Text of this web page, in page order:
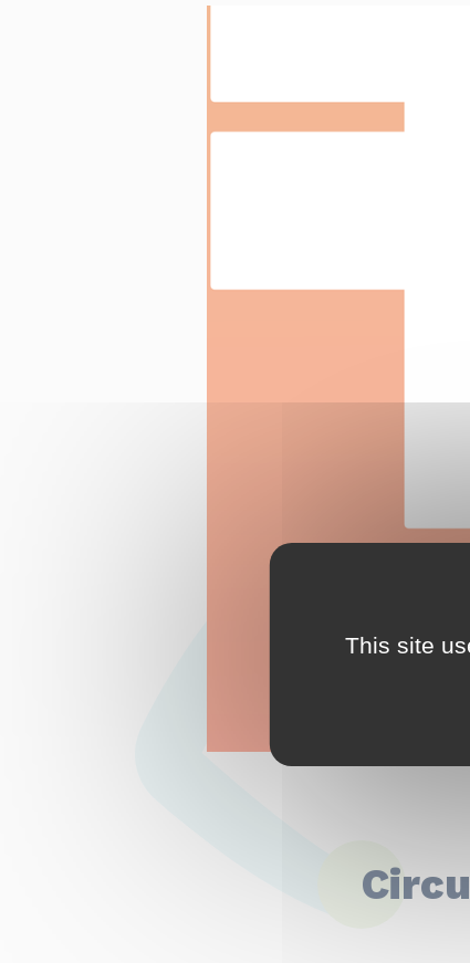
This site